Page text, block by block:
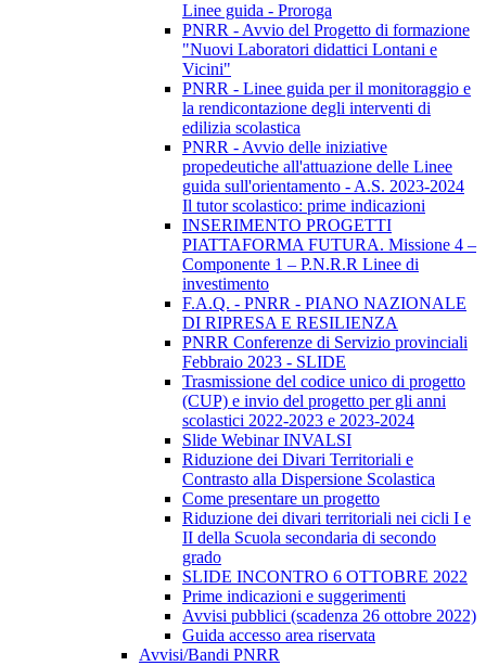
Linee guida - Proroga
PNRR - Avvio del Progetto di formazione
"Nuovi Laboratori didattici Lontani e
Vicini"
PNRR - Linee guida per il monitoraggio e
la rendicontazione degli interventi di
edilizia scolastica
PNRR - Avvio delle iniziative
propedeutiche all'attuazione delle Linee
guida sull'orientamento - A.S. 2023-2024
Il tutor scolastico: prime indicazioni
INSERIMENTO PROGETTI
PIATTAFORMA FUTURA. Missione 4 –
Componente 1 – P.N.R.R Linee di
investimento
F.A.Q. - PNRR - PIANO NAZIONALE
DI RIPRESA E RESILIENZA
PNRR Conferenze di Servizio provinciali
Febbraio 2023 - SLIDE
Trasmissione del codice unico di progetto
(CUP) e invio del progetto per gli anni
scolastici 2022-2023 e 2023-2024
Slide Webinar INVALSI
Riduzione dei Divari Territoriali e
Contrasto alla Dispersione Scolastica
Come presentare un progetto
Riduzione dei divari territoriali nei cicli I e
II della Scuola secondaria di secondo
grado
SLIDE INCONTRO 6 OTTOBRE 2022
Prime indicazioni e suggerimenti
Avvisi pubblici (scadenza 26 ottobre 2022)
Guida accesso area riservata
Avvisi/Bandi PNRR